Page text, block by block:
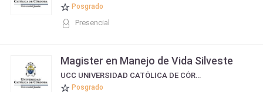
Posgrado
Presencial
Magister en Manejo de Vida Silveste
UCC UNIVERSIDAD CATÓLICA DE CÓRDOBA
Posgrado